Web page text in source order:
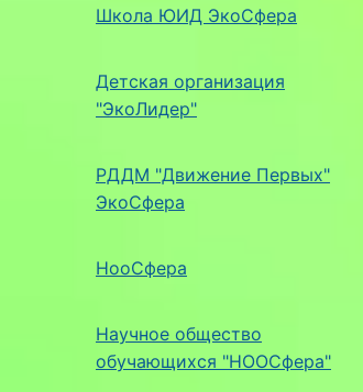
Школа ЮИД ЭкоСфера
Детская организация
"ЭкоЛидер"
РДДМ "Движение Первых"
ЭкоСфера
НооСфера
Научное общество
обучающихся "НООСфера"